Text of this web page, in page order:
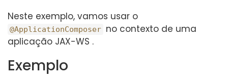
Neste exemplo, vamos usar o
@ApplicationComposer no contexto de uma
aplicação JAX-WS .
Exemplo